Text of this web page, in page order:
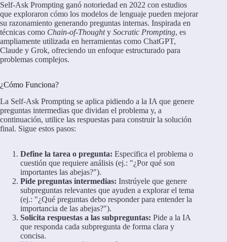
Self-Ask Prompting ganó notoriedad en 2022 con estudios
que exploraron cómo los modelos de lenguaje pueden mejorar
su razonamiento generando preguntas internas. Inspirada en
técnicas como Chain-of-Thoughty Socratic Prompting, es
ampliamente utilizada en herramientas como ChatGPT,
Claude y Grok, ofreciendo un enfoque estructurado para
problemas complejos.
¿Cómo Funciona?
La Self-Ask Prompting se aplica pidiendo a la IA que genere
preguntas intermedias que dividan el problema y, a
continuación, utilice las respuestas para construir la solución
final. Sigue estos pasos:
Define la tarea o pregunta: Especifica el problema o
cuestión que requiere análisis (ej.: "¿Por qué son
importantes las abejas?").
Pide preguntas intermedias: Instrúyele que genere
subpreguntas relevantes que ayuden a explorar el tema
(ej.: "¿Qué preguntas debo responder para entender la
importancia de las abejas?").
Solicita respuestas a las subpreguntas: Pide a la IA
que responda cada subpregunta de forma clara y
concisa.